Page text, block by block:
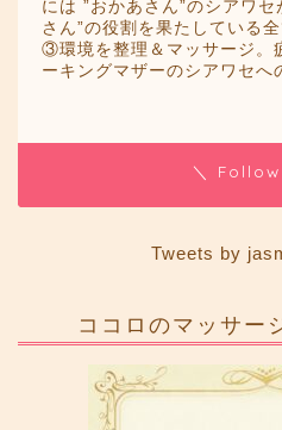
には ”おかあさん”のシアワ
さん”の役割を果たしている
③環境を整理＆マッサージ。
ーキングマザーのシアワセへ
＼
Tweets by
ココロのマッサー